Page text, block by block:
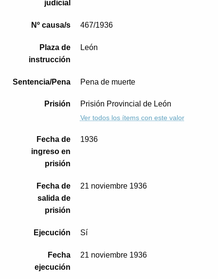
judicial
Nº causa/s 467/1936
Plaza de
instrucción
León
Sentencia/Pena Pena de muerte
Prisión Prisión Provincial de León
Ver todos los ítems con este valor
Fecha de
ingreso en
prisión
1936
Fecha de
salida de
prisión
21 noviembre 1936
Ejecución Sí
Fecha
ejecución
21 noviembre 1936